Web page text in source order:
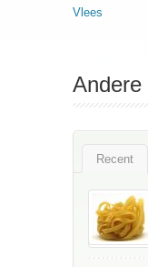
Vlees
Andere
Recent